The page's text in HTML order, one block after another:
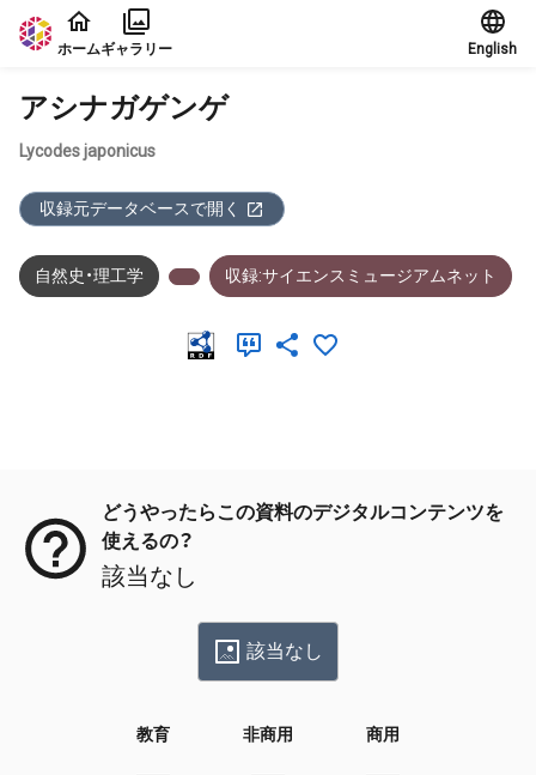
本文に飛ぶ
ホームギャラリー English
アシナガゲンゲ
Lycodes japonicus
収録元データベースで開く
自然史・理工学 収録:サイエンスミュージアムネット
どうやったらこの資料のデジタルコンテンツを
使えるの？
該当なし
該当なし
教育 非商用 商用